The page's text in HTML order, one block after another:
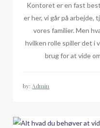
Kontoret er en fast
er her, vi går på arbejde,
vores familier. Men
hvilken rolle spiller det i
brug for at vide
by: Admin